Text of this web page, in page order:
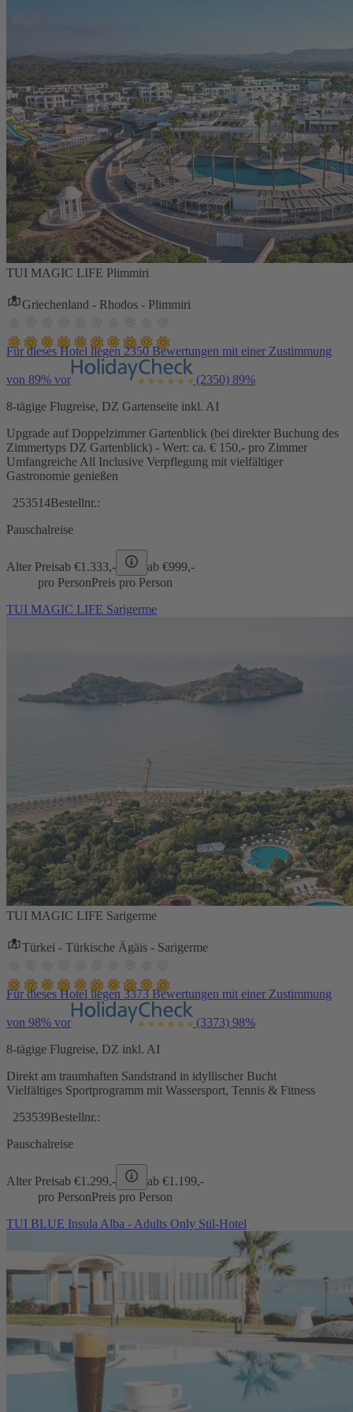
TUI MAGIC LIFE Plimmiri
Griechenland - Rhodos - Plimmiri
Für dieses Hotel liegen 2350 Bewertungen mit einer Zustimmung
von 89% vor (2350) 89%
8-tägige Flugreise, DZ Gartenseite inkl. AI
Upgrade auf Doppelzimmer Gartenblick (bei direkter Buchung des
Zimmertyps DZ Gartenblick) - Wert: ca. € 150,- pro Zimmer
Umfangreiche All Inclusive Verpflegung mit vielfältiger
Gastronomie genießen
253514Bestellnr.:
Pauschalreise
Alter Preisab €1.333,- ab €999,-
pro PersonPreis pro Person
TUI MAGIC LIFE Sarigerme
TUI MAGIC LIFE Sarigerme
Türkei - Türkische Ägäis - Sarigerme
Für dieses Hotel liegen 3373 Bewertungen mit einer Zustimmung
von 98% vor (3373) 98%
8-tägige Flugreise, DZ inkl. AI
Direkt am traumhaften Sandstrand in idyllischer Bucht
Vielfältiges Sportprogramm mit Wassersport, Tennis & Fitness
253539Bestellnr.:
Pauschalreise
Alter Preisab €1.299,- ab €1.199,-
pro PersonPreis pro Person
TUI BLUE Insula Alba - Adults Only Stil-Hotel